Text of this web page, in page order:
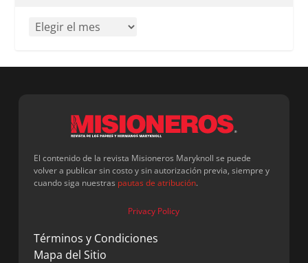
El contenido de la revista Misioneros Maryknoll se puede
volver a publicar sin costo y sin autorización previa, siempre y
cuando siga nuestras pautas de atribución.
Privacy Policy
Términos y Condiciones
Mapa del Sitio